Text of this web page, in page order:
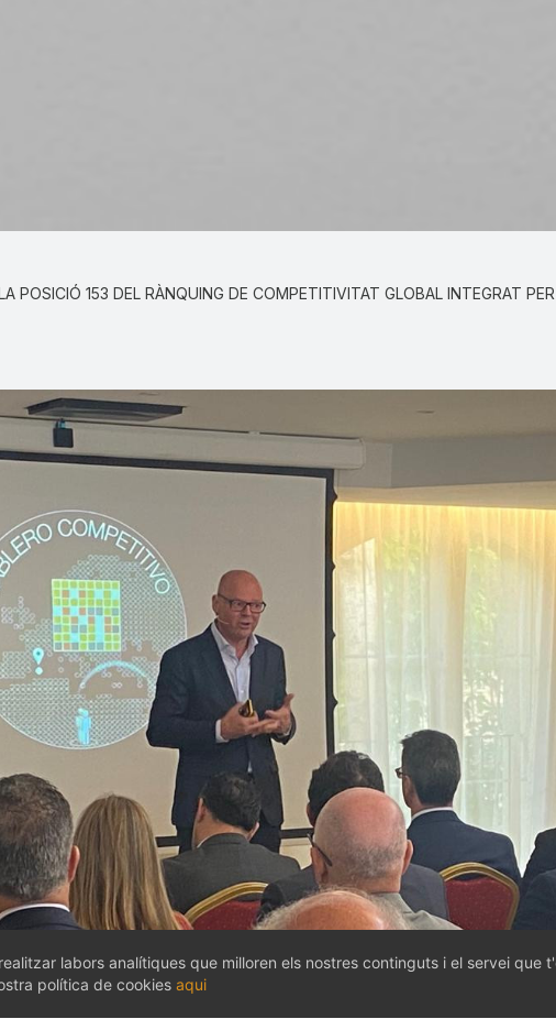
POSICIÓ 153 DEL RÀNQUING DE COMPETITIVITAT GLOBAL INTEGRAT
labors analítiques que milloren els nostres continguts i el servei que
política de cookies aqui